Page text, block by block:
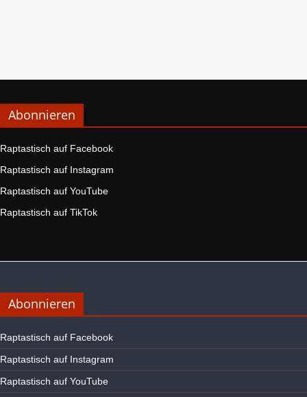
Abonnieren
Raptastisch auf Facebook
Raptastisch auf Instagram
Raptastisch auf YouTube
Raptastisch auf TikTok
Abonnieren
Raptastisch auf Facebook
Raptastisch auf Instagram
Raptastisch auf YouTube